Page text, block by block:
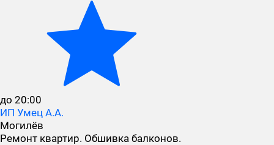
до 20:00
ИП Умец А.А.
Могилёв
Ремонт квартир. Обшивка балконов.